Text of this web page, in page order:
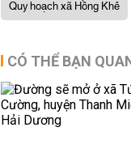
Quy hoạch xã Hồng Khê
CÓ THỂ BẠN